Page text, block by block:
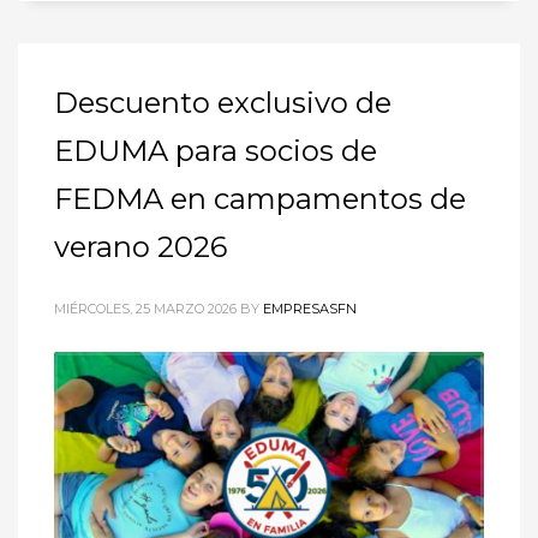
Descuento exclusivo de
EDUMA para socios de
FEDMA en campamentos de
verano 2026
MIÉRCOLES, 25 MARZO 2026 BY EMPRESASFN